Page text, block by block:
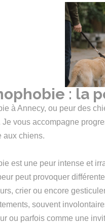
: la
à Annecy, ou peur des
vous accompagne
aux chiens.
est une peur intense et
peut provoquer
crier ou encore
souvent
ou parfois comme une